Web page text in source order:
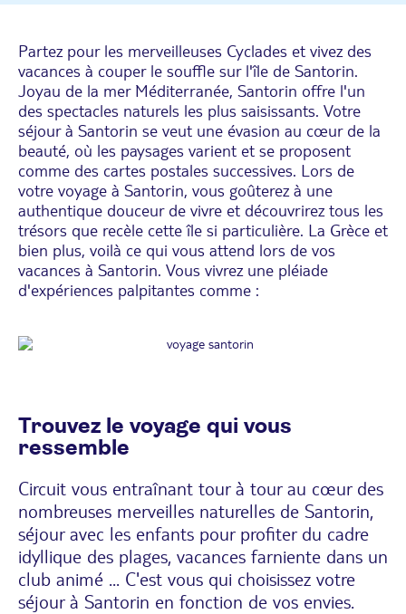
Partez pour les merveilleuses Cyclades et vivez des
vacances à couper le souffle sur l'île de Santorin.
Joyau de la mer Méditerranée, Santorin offre l'un
des spectacles naturels les plus saisissants. Votre
séjour à Santorin se veut une évasion au cœur de la
beauté, où les paysages varient et se proposent
comme des cartes postales successives. Lors de
votre voyage à Santorin, vous goûterez à une
authentique douceur de vivre et découvrirez tous les
trésors que recèle cette île si particulière. La Grèce et
bien plus, voilà ce qui vous attend lors de vos
vacances à Santorin. Vous vivrez une pléiade
d'expériences palpitantes comme :
Trouvez le voyage qui vous
ressemble
Circuit vous entraînant tour à tour au cœur des
nombreuses merveilles naturelles de Santorin,
séjour avec les enfants pour profiter du cadre
idyllique des plages, vacances farniente dans un
club animé ... C'est vous qui choisissez votre
séjour à Santorin en fonction de vos envies.